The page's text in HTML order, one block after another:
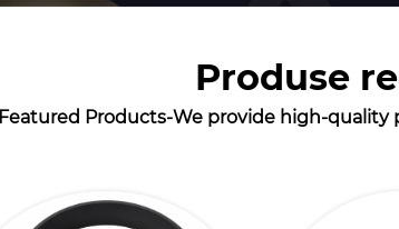
Produse
Featured Products-We provide high-quality